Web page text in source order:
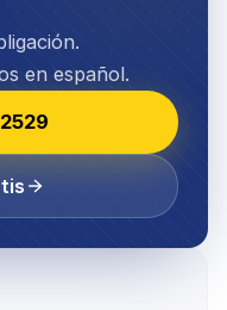
en español.